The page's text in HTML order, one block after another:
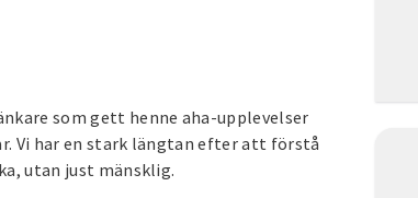
som gett henne aha-upplevelser
Vi har en stark längtan efter att förstå
utan just mänsklig.